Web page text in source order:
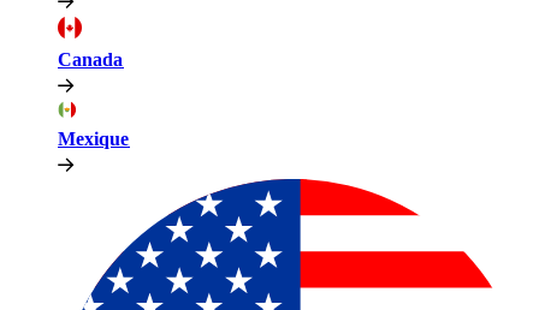
Canada​​
Mexique​​